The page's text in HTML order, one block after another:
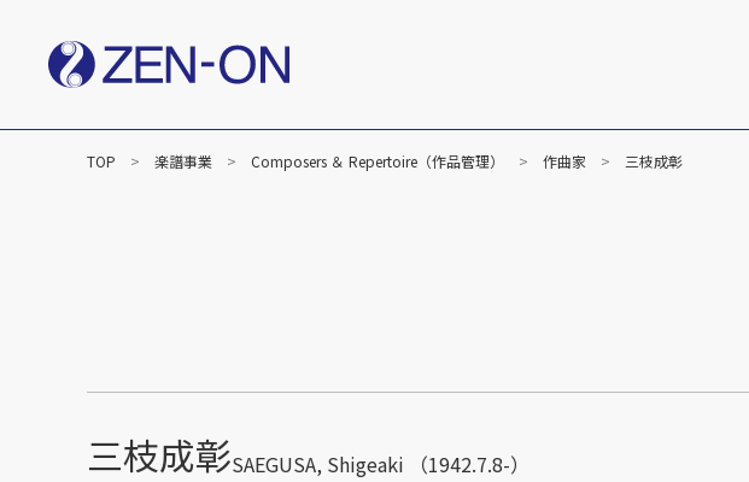
TOP 楽譜事業 Composers ＆ Repertoire（作品管理） 作曲家 三枝成彰
三枝成彰SAEGUSA, Shigeaki （1942.7.8-）